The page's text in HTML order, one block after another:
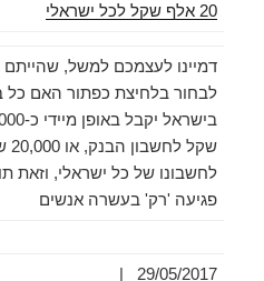
20 אלף שקל לכל ישראלי
דמיינו לעצמכם למשל, שהייתם
לבחור בלחיצת כפתור האם כל
בישראל יקבל
שקל
לחשבונו של כל ישראלי, וזאת
פגיעה 'רק' בעשרה אנשים
29/05/2017
|